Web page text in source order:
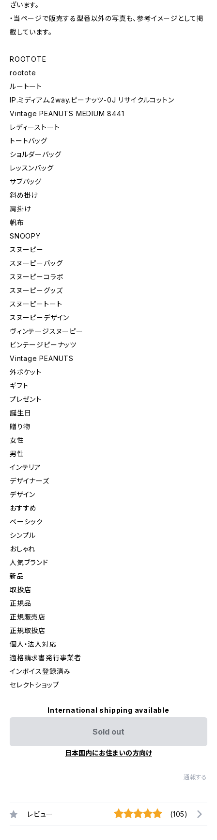
ざいます。
・当ページで販売する型番以外の写真も、参考イメージとして掲
載しています。
ROOTOTE
rootote
ルートート
IP.ミディアム.2way.ピーナッツ-0J リサイクルコットン
Vintage PEANUTS MEDIUM 8441
レディーストート
トートバッグ
ショルダーバッグ
レッスンバッグ
サブバッグ
斜め掛け
肩掛け
帆布
SNOOPY
スヌーピー
スヌーピーバッグ
スヌーピーコラボ
スヌーピーグッズ
スヌーピートート
スヌーピーデザイン
ヴィンテージスヌーピー
ビンテージピーナッツ
Vintage PEANUTS
外ポケット
ギフト
プレゼント
誕生日
贈り物
女性
男性
インテリア
デザイナーズ
デザイン
おすすめ
ベーシック
シンプル
おしゃれ
人気ブランド
新品
取扱店
正規品
正規販売店
正規取扱店
個人・法人対応
適格請求書発行事業者
インボイス登録済み
セレクトショップ
International shipping available
Sold out
日本国内にお住まいの方向け
通報する
レビュー (105)